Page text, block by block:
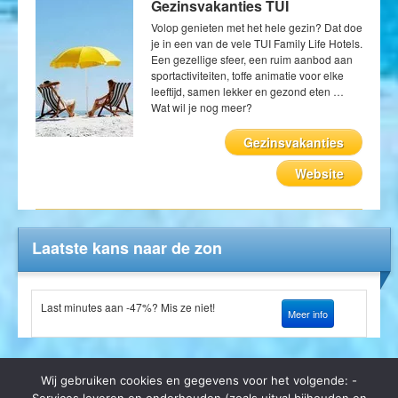
Gezinsvakanties TUI
Volop genieten met het hele gezin? Dat doe
je in een van de vele TUI Family Life Hotels.
Een gezellige sfeer, een ruim aanbod aan
sportactiviteiten, toffe animatie voor elke
leeftijd, samen lekker en gezond eten …
Wat wil je nog meer?
Gezinsvakanties
Website
Laatste kans naar de zon
Last minutes aan -47%? Mis ze niet! Meer info
Wij gebruiken cookies en gegevens voor het volgende: -